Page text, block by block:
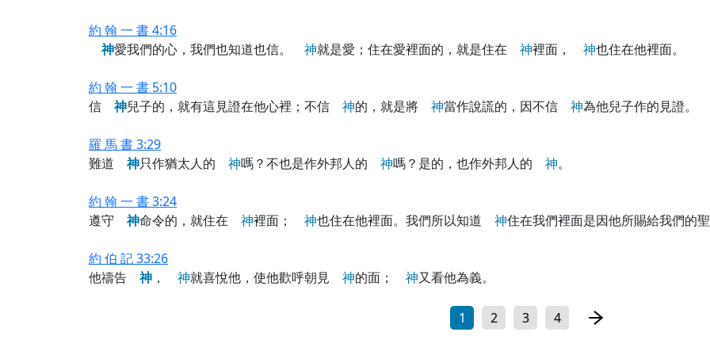
約 翰 一 書 4:16
神愛我們的心，我們也知道也信。 神就是愛；住在愛裡面的，就是住在 神裡面， 神也住在他裡面。
約 翰 一 書 5:10
信神兒子的，就有這見證在他心裡；不信 神的，就是將 神當作說謊的，因不信 神為他兒子作的見證。
羅 馬 書 3:29
難道神只作猶太人的 神嗎？不也是作外邦人的 神嗎？是的，也作外邦人的 神。
約 翰 一 書 3:24
遵守神命令的，就住在 神裡面； 神也住在他裡面。我們所以知道 神住在我們裡面是因他所賜給我們的
約 伯 記 33:26
他禱告神 ， 神就喜悅他，使他歡呼朝見 神的面； 神又看他為義。
1 2 3 4